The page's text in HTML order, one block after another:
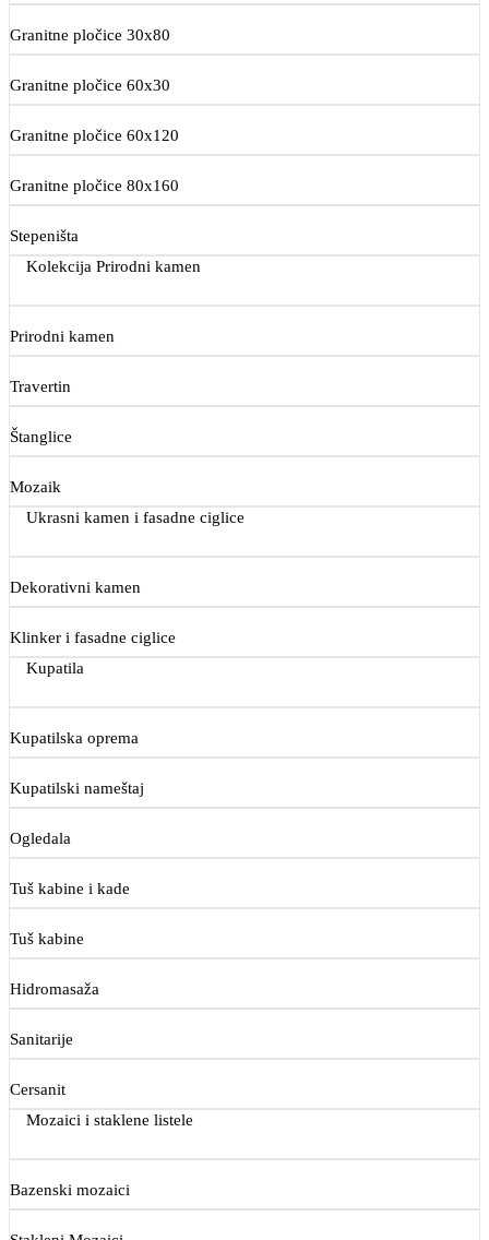
Granitne pločice 30x80
Granitne pločice 60x30
Granitne pločice 60x120
Granitne pločice 80x160
Stepeništa
Kolekcija Prirodni kamen
Prirodni kamen
Travertin
Štanglice
Mozaik
Ukrasni kamen i fasadne ciglice
Dekorativni kamen
Klinker i fasadne ciglice
Kupatila
Kupatilska oprema
Kupatilski nameštaj
Ogledala
Tuš kabine i kade
Tuš kabine
Hidromasaža
Sanitarije
Cersanit
Mozaici i staklene listele
Bazenski mozaici